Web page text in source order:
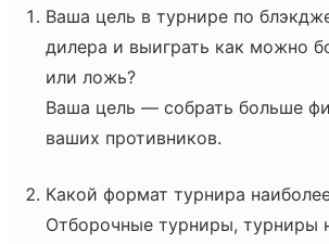
Ваша цель в турнире по
дилера и выиграть как можно
или ложь?
Ваша цель — собрать больше
ваших противников.
Какой формат турнира
Отборочные турниры, турниры